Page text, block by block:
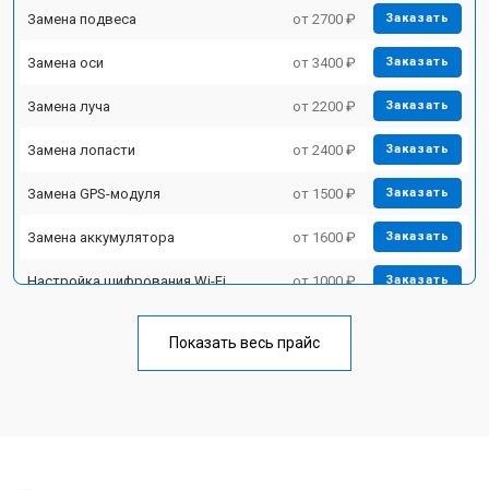
Замена подвеса от 2700 ₽ Заказать
Замена оси от 3400 ₽ Заказать
Замена луча от 2200 ₽ Заказать
Замена лопасти от 2400 ₽ Заказать
Замена GPS-модуля от 1500 ₽ Заказать
Замена аккумулятора от 1600 ₽ Заказать
Настройка шифрования Wi-Fi от 1000 ₽ Заказать
Замена материнской платы от 2800 ₽
Показать весь прайс